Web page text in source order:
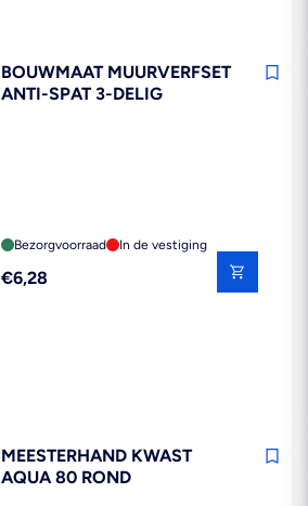
BOUWMAAT MUURVERFSET
ANTI-SPAT 3-DELIG
Bezorgvoorraad In de vestiging
Reguliere
€6,28
MEESTERHAND KWAST
AQUA 80 ROND